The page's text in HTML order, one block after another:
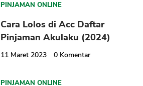
PINJAMAN ONLINE
Cara Lolos di Acc Daftar
Pinjaman Akulaku (2024)
11 Maret 2023 0 Komentar
PINJAMAN ONLINE